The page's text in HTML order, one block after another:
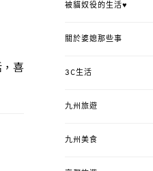
喜
被貓奴役的生活♥
關於婆媳那些事
3C生活
九州旅遊
九州美食